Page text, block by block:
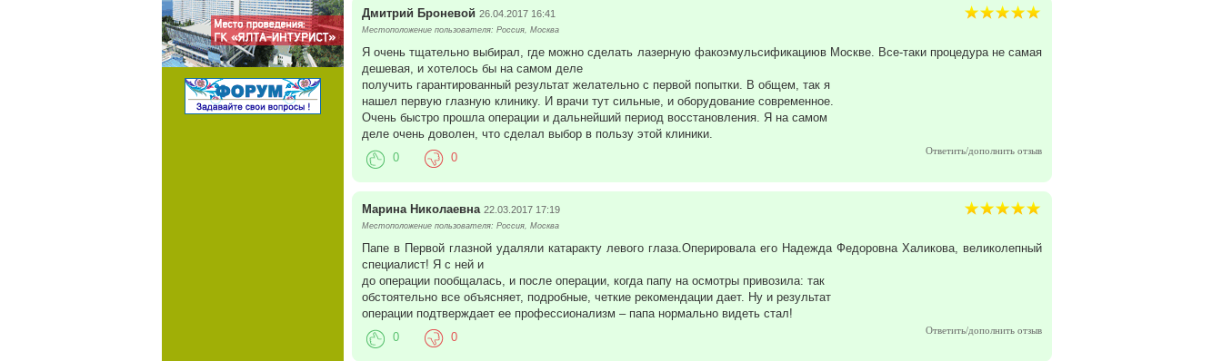
Дмитрий Броневой 26.04.2017 16:41
Местоположение пользователя: Россия, Москва
Я очень тщательно выбирал, где можно сделать лазерную факоэмульсификациюв Москве. Все-таки процедура не самая
дешевая, и хотелось бы на самом деле
получить гарантированный результат желательно с первой попытки. В общем, так я
нашел первую глазную клинику. И врачи тут сильные, и оборудование современное.
Очень быстро прошла операции и дальнейший период восстановления. Я на самом
деле очень доволен, что сделал выбор в пользу этой клиники.
Ответить/дополнить отзыв
0 0
Марина Николаевна 22.03.2017 17:19
Местоположение пользователя: Россия, Москва
Папе в Первой глазной удаляли катаракту левого глаза.Оперировала его Надежда Федоровна Халикова, великолепный
специалист! Я с ней и
до операции пообщалась, и после операции, когда папу на осмотры привозила: так
обстоятельно все объясняет, подробные, четкие рекомендации дает. Ну и результат
операции подтверждает ее профессионализм – папа нормально видеть стал!
Ответить/дополнить отзыв
0 0